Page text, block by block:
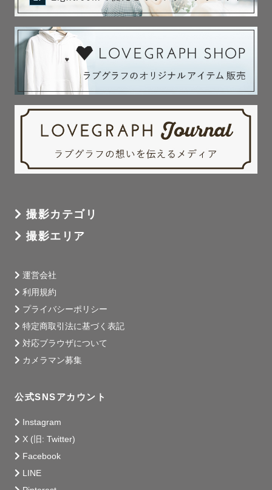
撮影カテゴリ
撮影エリア
運営会社
利用規約
プライバシーポリシー
特定商取引法に基づく表記
対応ブラウザについて
カメラマン募集
公式SNSアカウント
Instagram
X (旧: Twitter)
Facebook
LINE